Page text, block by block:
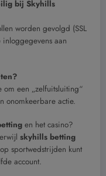
bij Skyhills
worden gevolgd (SSL
aan
om een „zelfuitsluiting“
onomkeerbare actie.
en het casino?
skyhills betting
sportwedstrijden kunt
account.